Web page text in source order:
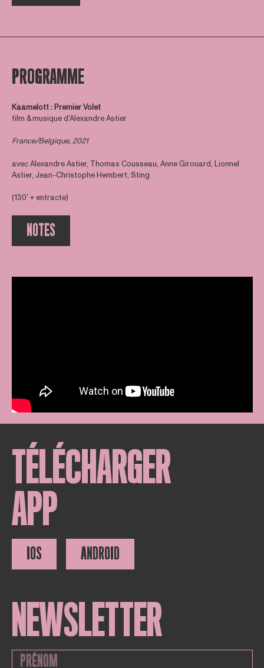
NOTES
PROGRAMME
Kaamelott : Premier Volet
film & musique d'Alexandre Astier
France/Belgique, 2021
avec Alexandre Astier, Thomas Cousseau, Anne Girouard, Lionnel
Astier, Jean-Christophe Hembert, Sting
(130' + entracte)
TÉLÉCHARGER
APP
IOS ANDROID
NEWSLETTER